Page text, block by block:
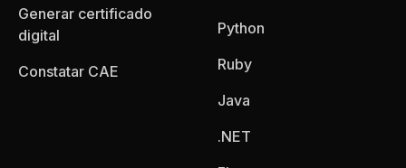
Generar certificado
digital
Constatar CAE
Python
Ruby
Java
.NET